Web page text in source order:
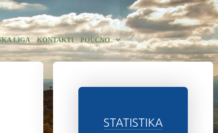
LIGA KONTAKTI POUČNO
STATISTIKA